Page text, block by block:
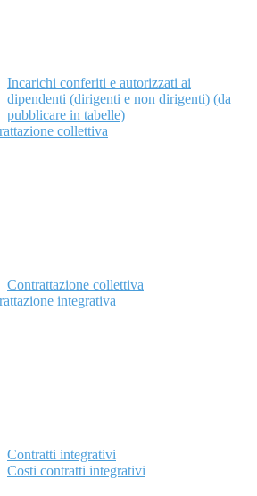
Incarichi conferiti e autorizzati ai
dipendenti (dirigenti e non dirigenti) (da
pubblicare in tabelle)
collettiva
Contrattazione collettiva
integrativa
Contratti integrativi
Costi contratti integrativi